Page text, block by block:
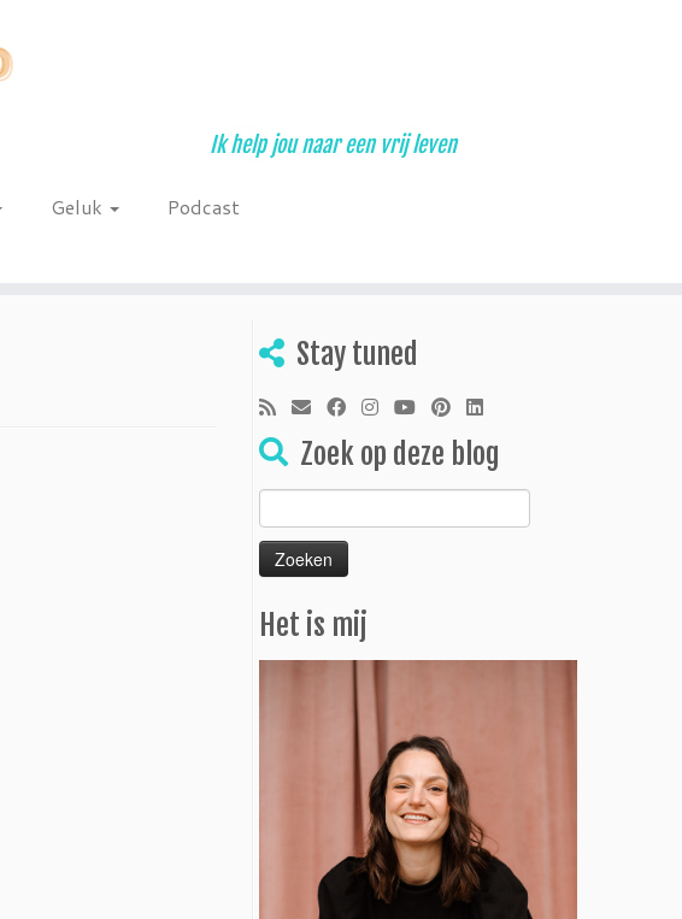
Ik help jou naar een vrij leven
Geluk
Podcast
Stay tuned
Zoek op deze blog
Zoeken
naar:
Het is mij